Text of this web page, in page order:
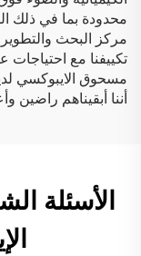
محدودة بما في ذلك
مركز البحث
تكييفنا مع احتياجات
مسحوق الايبوكسي
أننا أبقيناهم راضين
الأسئلة